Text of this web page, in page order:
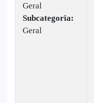
Geral
Subcategoria:
Geral